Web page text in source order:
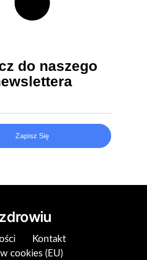
do naszego
Zapisz Się
Kontakt
cookies (EU)